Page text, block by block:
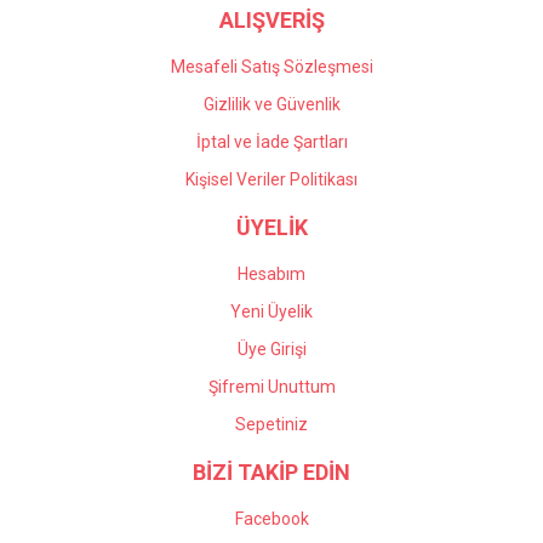
ALIŞVERİŞ
Mesafeli Satış Sözleşmesi
Gizlilik ve Güvenlik
İptal ve İade Şartları
Kişisel Veriler Politikası
ÜYELİK
Hesabım
Yeni Üyelik
Üye Girişi
Şifremi Unuttum
Sepetiniz
BİZİ TAKİP EDİN
Facebook